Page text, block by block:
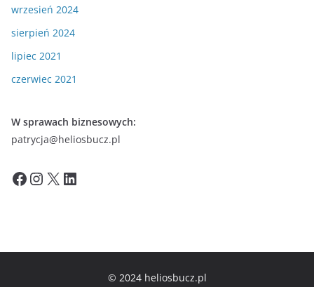
wrzesień 2024
sierpień 2024
lipiec 2021
czerwiec 2021
W sprawach biznesowych:
patrycja@heliosbucz.pl
Facebook InstagramX LinkedIn
© 2024 heliosbucz.pl